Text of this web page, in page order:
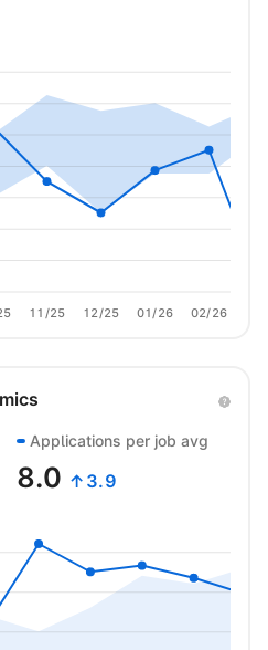
11/25 12/25 01/26 02/26
Applications per job avg
8.0 ↑3.9